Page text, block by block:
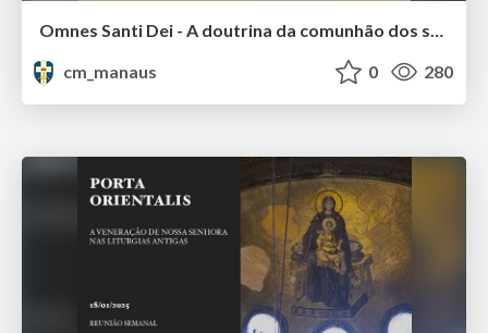
Omnes Santi Dei - A doutrina da comunhão dos santos na tradição e história do cristianismo
cm_manaus
0 280